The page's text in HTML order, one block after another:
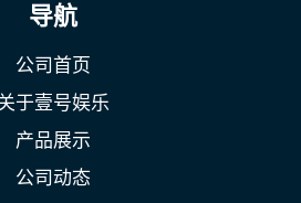
导航
公司首页
于壹号娱乐
产品展示
公司动态